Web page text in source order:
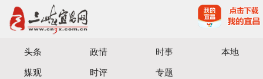
宜昌三峡融媒体中心主办
头条 政情 时事
本地
媒观
时评 专题